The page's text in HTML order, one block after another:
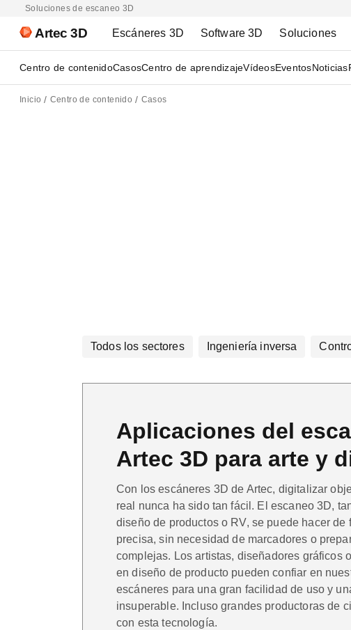
Soluciones de escaneo 3D
Artec 3D Escáneres 3D Software 3D Soluciones
Centro de contenidoCasosCentro de aprendizajeVídeosEventosNoticias
Inicio Centro de contenido Casos
Todos los sectores Ingeniería inversa
Aplicaciones del
Artec 3D para arte y
Con los escáneres 3D de Artec, digitalizar
real nunca ha sido tan fácil. El escaneo 3D,
diseño de productos o RV, se puede hacer de
precisa, sin necesidad de marcadores o
complejas. Los artistas, diseñadores gráficos
en diseño de producto pueden confiar en
escáneres para una gran facilidad de uso y
insuperable. Incluso grandes productoras de
con esta tecnología.